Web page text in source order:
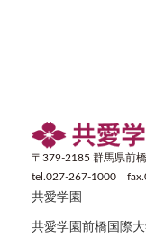
〒379-2185 群馬県前
tel.027-267-1000
共愛学園
共愛学園前橋国際